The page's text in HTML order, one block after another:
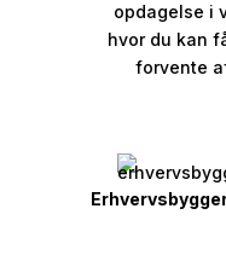
opdagelse i
hvor du kan
forvente